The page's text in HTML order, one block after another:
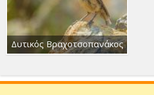
Δυτικός Βραχοτσοπανάκος